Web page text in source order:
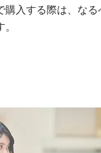
入する際は、な